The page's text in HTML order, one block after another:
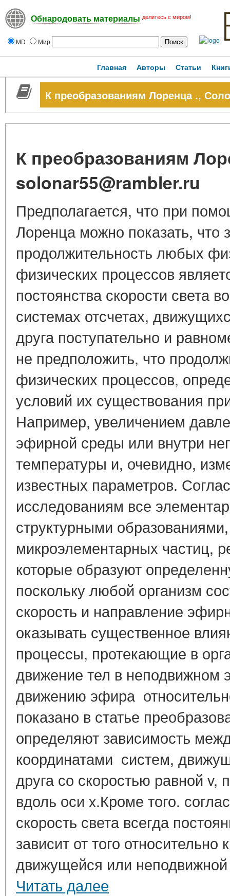
Обнародовать материалы делитесь с миром!
MD Мир
Главная Авторы Статьи
К преобразованиям Лоренца .,
К преобразованиям
solonar55@rambler.ru
Предполагается, что при
Лоренца можно показать, что
продолжительность любых
физических процессов
постоянства скорости света
системах отсчетах,
друга поступательно и
не предположить, что
физических процессов,
условий их существования
Например, увеличением
эфирной среды или внутри
температуры и, очевидно,
известных параметров.
исследованиям все
структурными
микроэлементарных частиц,
которые образуют
поскольку любой организм
скорость и направление
оказывать существенное
процессы, протекающие в
движение тел в неподвижном
движению эфира
показано в статье
определяют зависимость
координатами систем,
друга со скоростью равной v,
вдоль оси x.Кроме того.
скорость света всегда
зависит от того относительно
движущейся или
Читать далее